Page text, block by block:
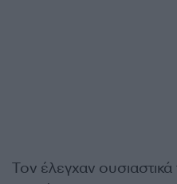
Τον έλεγχαν